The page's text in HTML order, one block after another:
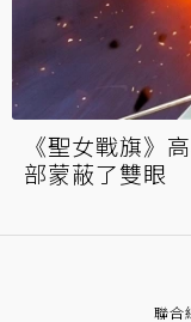
《聖女戰旗》
部蒙蔽了雙眼
聯合